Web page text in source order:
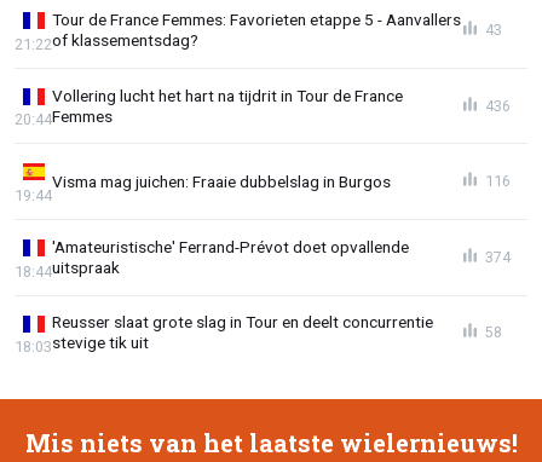
Tour de France Femmes: Favorieten etappe 5 - Aanvallers
of klassementsdag?
21:22
43
Vollering lucht het hart na tijdrit in Tour de France
Femmes
20:44
436
Visma mag juichen: Fraaie dubbelslag in Burgos
19:44
116
'Amateuristische' Ferrand-Prévot doet opvallende
uitspraak
18:44
374
Reusser slaat grote slag in Tour en deelt concurrentie
stevige tik uit
18:03
58
Mis niets van het laatste wielernieuws!